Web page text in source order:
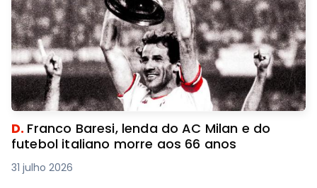
D. Franco Baresi, lenda do AC Milan e do
futebol italiano morre aos 66 anos
31 julho 2026